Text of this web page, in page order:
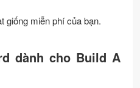
giống miễn phí của bạn.
dành cho Build A